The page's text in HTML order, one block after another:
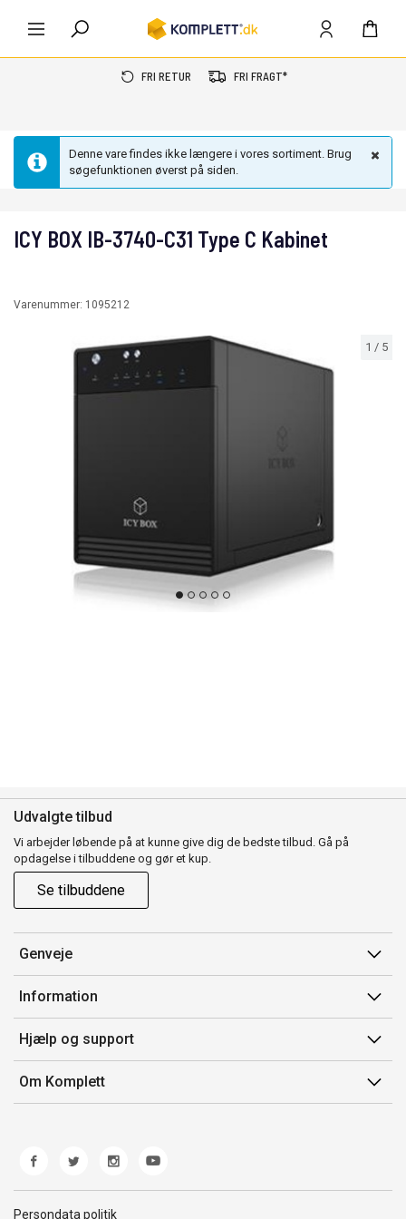
FRI RETUR FRI FRAGT*
Denne vare findes ikke længere i vores sortiment. Brug
søgefunktionen øverst på siden.
1 / 5
ICY BOX IB-3740-C31 Type C Kabinet
Varenummer: 1095212
Udvalgte tilbud
Vi arbejder løbende på at kunne give dig de bedste tilbud. Gå på
opdagelse i tilbuddene og gør et kup.
Se tilbuddene
Genveje
Min side
Ordrehistorik
Gavekort
Information
Salgsbetingelser
Mærker/producent
Fortrydelsesret
Hjælp og support
Kontakt os
Kundeservice
Fejl/Mangler
Fragt og levering
Om Komplett
Persondata politik